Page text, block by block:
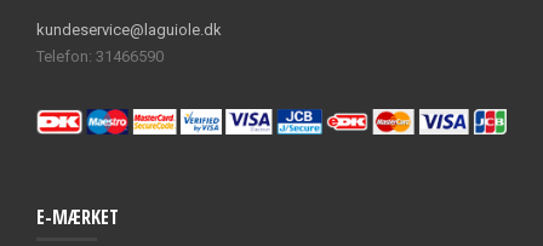
kundeservice@laguiole.dk
Telefon: 31466590
E-MÆRKET